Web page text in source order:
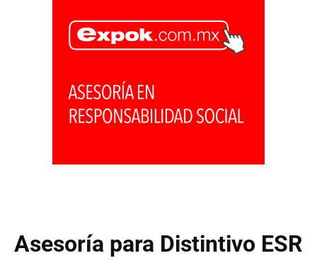
Asesoría para Distintivo ESR